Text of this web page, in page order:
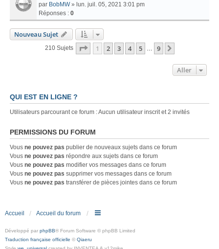
par BobMW» lun. juil. 05, 2021 3:01 pm
Réponses : 0
Nouveau Sujet
210 Sujets Page 1Sur9
1 2 3 4 5 … 9
Aller
QUI EST EN LIGNE ?
Utilisateurs parcourant ce forum : Aucun utilisateur inscrit et 2 invités
PERMISSIONS DU FORUM
Vous ne pouvez pas publier de nouveaux sujets dans ce forum
Vous ne pouvez pas répondre aux sujets dans ce forum
Vous ne pouvez pas modifier vos messages dans ce forum
Vous ne pouvez pas supprimer vos messages dans ce forum
Vous ne pouvez pas transférer de pièces jointes dans ce forum
Accueil Accueil du forum
Développé par phpBB® Forum Software © phpBB Limited
Traduction française officielle © Qiaeru